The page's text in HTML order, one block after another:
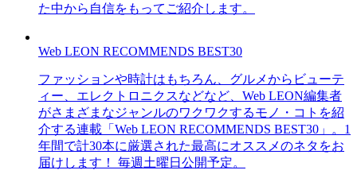
た中から自信をもってご紹介します。
Web LEON RECOMMENDS BEST30
ファッションや時計はもちろん、グルメからビューテ
ィー、エレクトロニクスなどなど、Web LEON編集者
がさまざまなジャンルのワクワクするモノ・コトを紹
介する連載「Web LEON RECOMMENDS BEST30」。1
年間で計30本に厳選された最高にオススメのネタをお
届けします！ 毎週土曜日公開予定。